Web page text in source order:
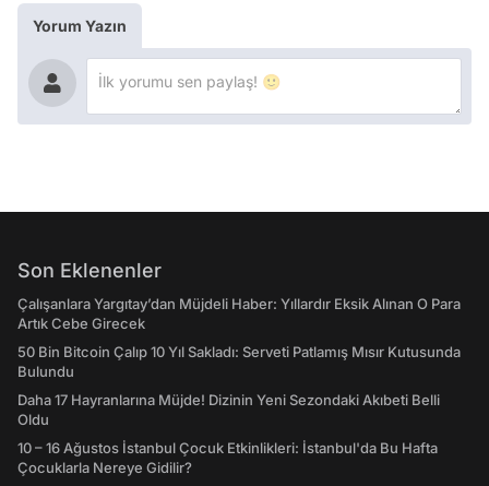
Yorum Yazın
Son Eklenenler
Çalışanlara Yargıtay’dan Müjdeli Haber: Yıllardır Eksik Alınan O Para
Artık Cebe Girecek
50 Bin Bitcoin Çalıp 10 Yıl Sakladı: Serveti Patlamış Mısır Kutusunda
Bulundu
Daha 17 Hayranlarına Müjde! Dizinin Yeni Sezondaki Akıbeti Belli
Oldu
10 – 16 Ağustos İstanbul Çocuk Etkinlikleri: İstanbul'da Bu Hafta
Çocuklarla Nereye Gidilir?